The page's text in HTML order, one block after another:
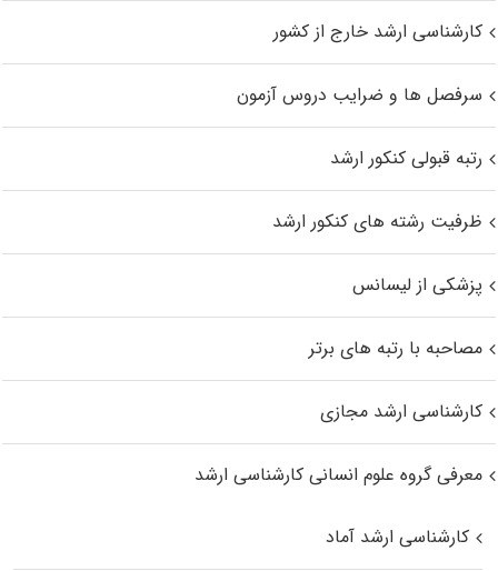
کارشناسی ارشد خارج از کشور
سرفصل ها و ضرایب دروس آزمون
رتبه قبولی کنکور ارشد
ظرفیت رشته های کنکور ارشد
پزشکی از لیسانس
مصاحبه با رتبه های برتر
کارشناسی ارشد مجازی
معرفی گروه علوم انسانی کارشناسی ارشد
کارشناسی ارشد آماد